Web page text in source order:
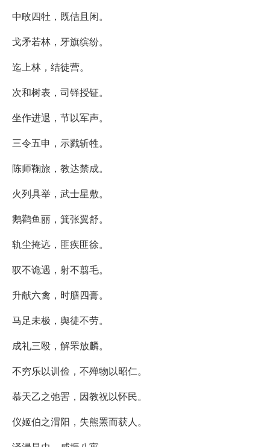
中畋四牡，既佶且闲。
戈矛若林，牙旗缤纷。
迄上林，结徒营。
次和树表，司铎授钲。
坐作进退，节以军声。
三令五申，示戮斩牲。
陈师鞠旅，教达禁成。
火列具举，武士星敷。
鹅鹳鱼丽，箕张翼舒。
轨尘掩迒，匪疾匪徐。
驭不诡遇，射不翦毛。
升献六禽，时膳四膏。
马足未极，舆徒不劳。
成礼三殴，解罘放麟。
不穷乐以训俭，不殚物以昭仁。
慕天乙之弛罟，因教祝以怀民。
仪姬伯之渭阳，失熊罴而获人。